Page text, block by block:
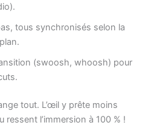
tous synchronisés selon la
(swoosh, whoosh) pour
tout. L’œil y prête moins
ressent l’immersion à 100 % !